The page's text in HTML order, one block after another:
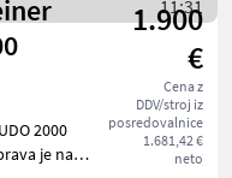
11:31
1.900
€
Cena z
DDV/stroj iz
posredovalnice
1.681,42 €
neto
2000